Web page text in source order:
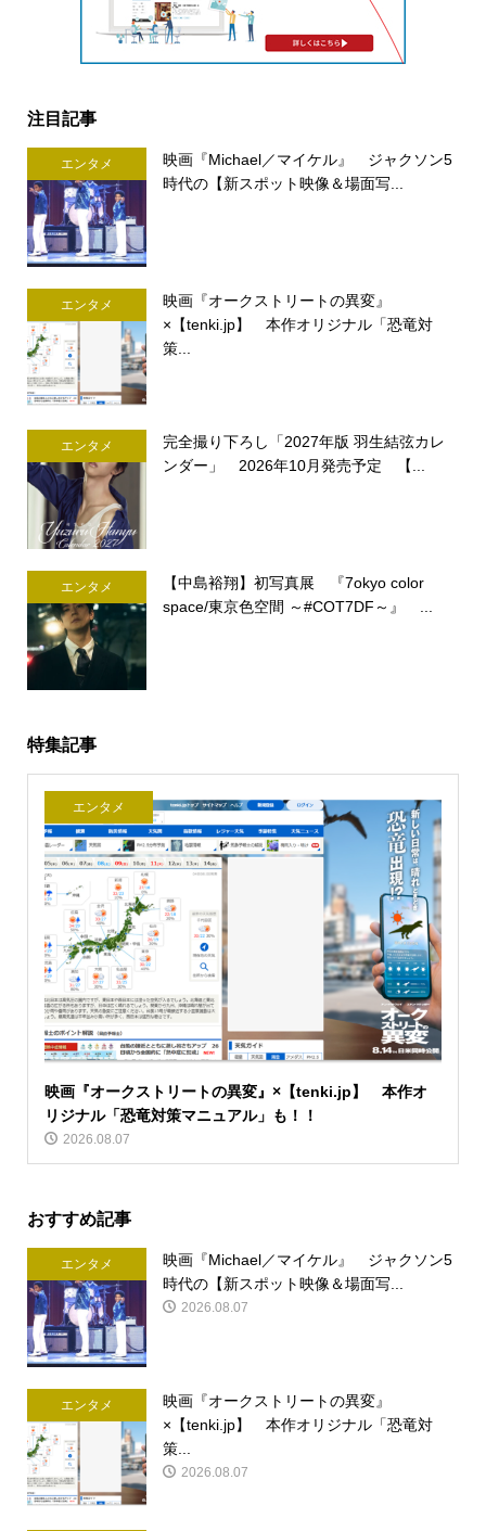
注目記事
エンタメ
映画『Michael／マイケル』 ジャクソン5
時代の【新スポット映像＆場面写...
エンタメ
映画『オークストリートの異変』
×【tenki.jp】 本作オリジナル「恐竜対
策...
エンタメ
完全撮り下ろし「2027年版 羽生結弦カレ
ンダー」 2026年10月発売予定 【...
エンタメ
【中島裕翔】初写真展 『7okyo color
space/東京色空間 ～#COT7DF～』 ...
特集記事
エンタメ
映画『オークストリートの異変』×【tenki.jp】 本作オ
リジナル「恐竜対策マニュアル」も！！
2026.08.07
おすすめ記事
エンタメ
映画『Michael／マイケル』 ジャクソン5
時代の【新スポット映像＆場面写...
2026.08.07
エンタメ
映画『オークストリートの異変』
×【tenki.jp】 本作オリジナル「恐竜対
策...
2026.08.07